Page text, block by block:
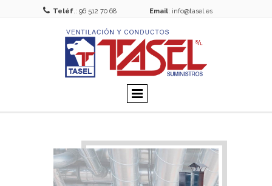
Email: info@tasel.es
Teléf.: 96 512 70 68
